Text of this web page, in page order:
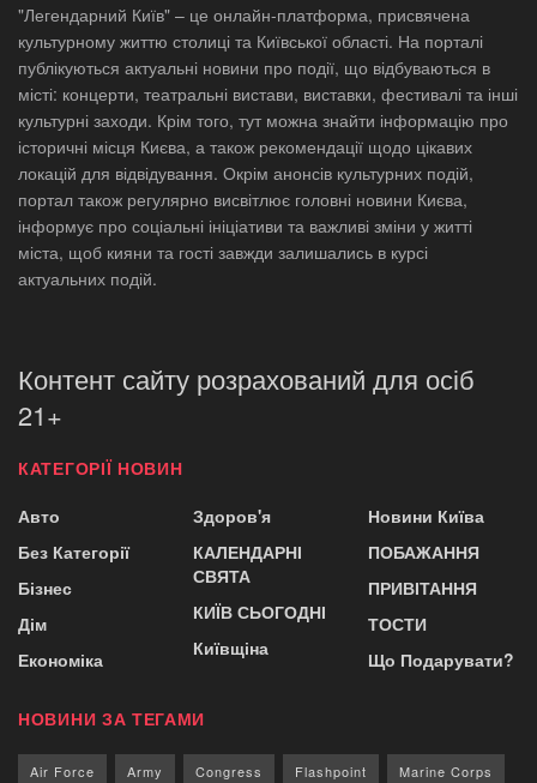
"Легендарний Київ" – це онлайн-платформа, присвячена
культурному життю столиці та Київської області. На порталі
публікуються актуальні новини про події, що відбуваються в
місті: концерти, театральні вистави, виставки, фестивалі та інші
культурні заходи. Крім того, тут можна знайти інформацію про
історичні місця Києва, а також рекомендації щодо цікавих
локацій для відвідування. Окрім анонсів культурних подій,
портал також регулярно висвітлює головні новини Києва,
інформує про соціальні ініціативи та важливі зміни у житті
міста, щоб кияни та гості завжди залишались в курсі
актуальних подій.
Контент сайту розрахований для осіб
21+
КАТЕГОРІЇ НОВИН
Авто
Без Категорії
Бізнес
Дім
Економіка
Здоров'я
КАЛЕНДАРНІ
СВЯТА
КИЇВ СЬОГОДНІ
Київщіна
Новини Київа
ПОБАЖАННЯ
ПРИВІТАННЯ
ТОСТИ
Що Подарувати?
НОВИНИ ЗА ТЕГАМИ
Air Force Army Congress Flashpoint Marine Corps